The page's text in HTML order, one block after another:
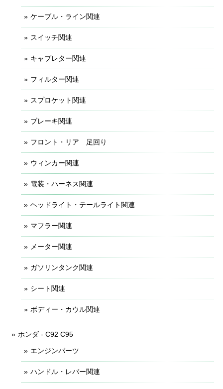
ケーブル・ライン関連
スイッチ関連
キャブレター関連
フィルター関連
スプロケット関連
ブレーキ関連
フロント・リア 足回り
ウィンカー関連
電装・ハーネス関連
ヘッドライト・テールライト関連
マフラー関連
メーター関連
ガソリンタンク関連
シート関連
ボディー・カウル関連
ホンダ - C92 C95
エンジンパーツ
ハンドル・レバー関連